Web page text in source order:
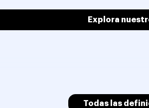
Explora
Todas las